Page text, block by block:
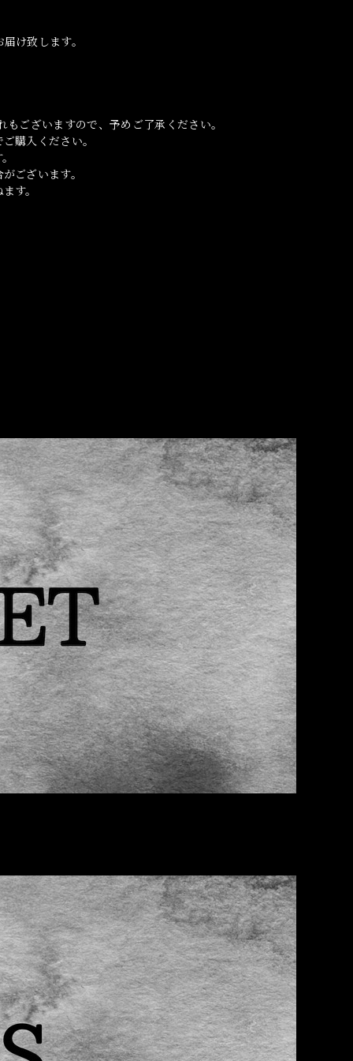
け致します。
ございますので、予めご了承ください。
購入ください。
ございます。
す。